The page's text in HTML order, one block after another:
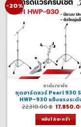
-20%
ขาตั้ง/ขาจับ
ชุดฮาร์ดแวร์ Pearl 930
HWP-930 แข็งแรงระดั
22,310.00฿ Original
price
was:
หยิบใส่ตะกร้า